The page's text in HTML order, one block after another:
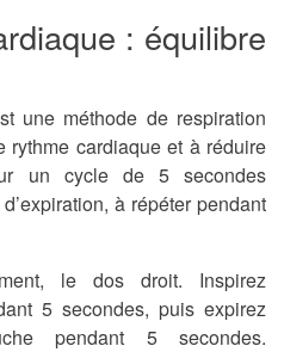
: équilibre
une méthode de respiration
cardiaque et à réduire
un cycle de 5 secondes
à répéter pendant
le dos droit. Inspirez
5 secondes, puis expirez
pendant 5 secondes.